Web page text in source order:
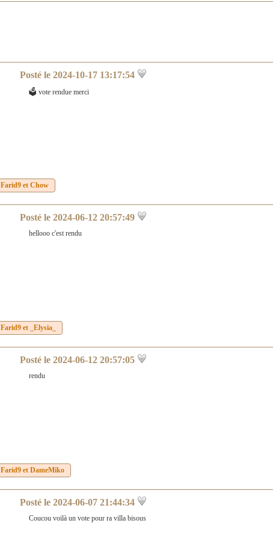
Posté le 2024-10-17 13:17:54
🗳 vote rendue merci
Farid9 et Chow
Posté le 2024-06-12 20:57:49
hellooo c'est rendu
Farid9 et _Elysia_
Posté le 2024-06-12 20:57:05
rendu
Farid9 et DameMiko
Posté le 2024-06-07 21:44:34
Coucou voilà un vote pour ra villa bisous